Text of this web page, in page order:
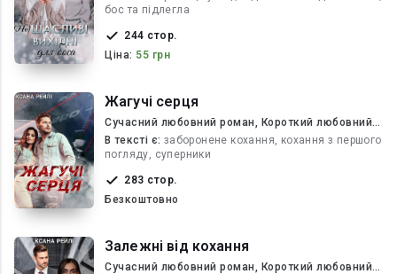
бос та підлегла
244 стор.
Ціна: 55 грн
Жагучі серця
Сучасний любовний роман, Короткий любовний
роман
В текcті є: заборонене кохання, кохання з першого
погляду, суперники
283 стор.
Безкоштовно
Залежні від кохання
Сучасний любовний роман, Короткий любовний